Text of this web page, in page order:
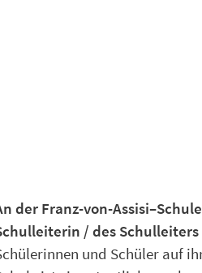
der Franz-von-
/ des Schulleiters
und Schüler auf